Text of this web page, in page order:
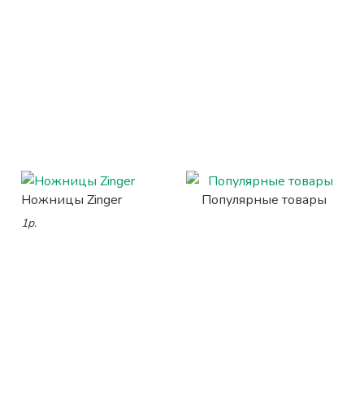
Ножницы Zinger
1р.
Популярные товары